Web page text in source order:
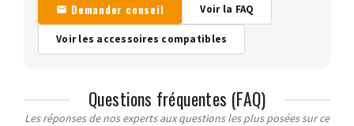
Demander conseil Voir la FAQ
Voir les accessoires compatibles
Questions fréquentes (FAQ)
Les réponses de nos experts aux questions les plus posées sur ce